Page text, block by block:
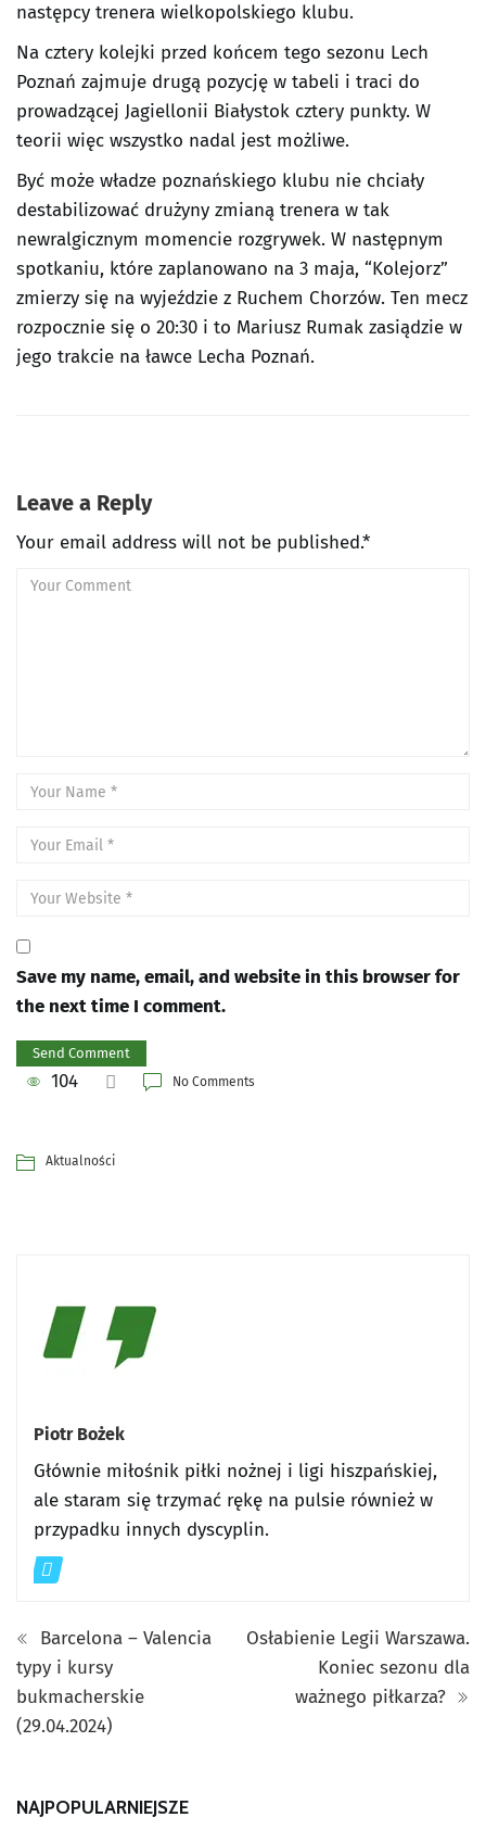
następcy trenera wielkopolskiego klubu.
Na cztery kolejki przed końcem tego sezonu Lech
Poznań zajmuje drugą pozycję w tabeli i traci do
prowadzącej Jagiellonii Białystok cztery punkty. W
teorii więc wszystko nadal jest możliwe.
Być może władze poznańskiego klubu nie chciały
destabilizować drużyny zmianą trenera w tak
newralgicznym momencie rozgrywek. W następnym
spotkaniu, które zaplanowano na 3 maja, “Kolejorz”
zmierzy się na wyjeździe z Ruchem Chorzów. Ten mecz
rozpocznie się o 20:30 i to Mariusz Rumak zasiądzie w
jego trakcie na ławce Lecha Poznań.
Leave a Reply
Your email address will not be published.*
Save my name, email, and website in this browser for
the next time I comment.
104 No Comments
Aktualności
Piotr Bożek
Głównie miłośnik piłki nożnej i ligi hiszpańskiej,
ale staram się trzymać rękę na pulsie również w
przypadku innych dyscyplin.
Barcelona – Valencia
typy i kursy
bukmacherskie
(29.04.2024)
Osłabienie Legii Warszawa.
Koniec sezonu dla
ważnego piłkarza?
NAJPOPULARNIEJSZE